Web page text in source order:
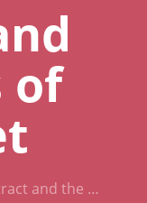
of
and the …